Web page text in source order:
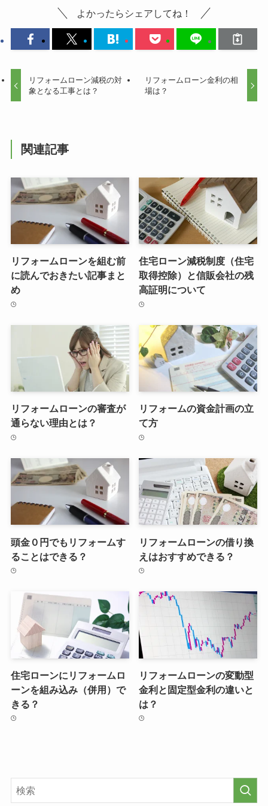
よかったらシェアしてね！
リフォームローン減税の対
象となる工事とは？
リフォームローン金利の相
場は？
関連記事
リフォームローンを組む前
に読んでおきたい記事まと
め
住宅ローン減税制度（住宅
取得控除）と信販会社の残
高証明について
リフォームローンの審査が
通らない理由とは？
リフォームの資金計画の立
て方
頭金０円でもリフォームす
ることはできる？
リフォームローンの借り換
えはおすすめできる？
住宅ローンにリフォームロ
ーンを組み込み（併用）で
きる？
リフォームローンの変動型
金利と固定型金利の違いと
は？